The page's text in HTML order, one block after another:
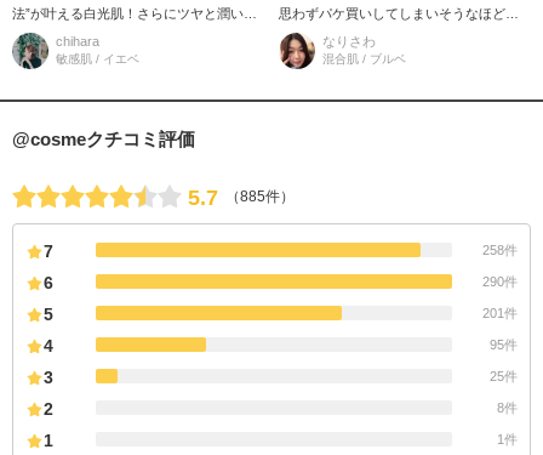
法”が叶える白光肌！さらにツヤと潤い、
カバー力。 新メッシュ構造で滑らかで付
けやすい！ まるでクリーム
chihara
敏感肌 / イエベ
思わずパケ買いしてしまいそうなほどか
わいい…！！ でもどんなファンデーショ
ンなの？仕上がりなの？？
なりさわ
混合肌 / ブルベ
@cosmeクチコミ評価
5.7 （885件）
7 258件
6 290件
5 201件
4 95件
3 25件
2 8件
1 1件